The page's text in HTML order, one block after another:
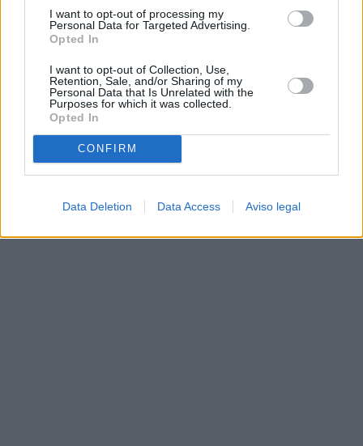
I want to opt-out of processing my
Personal Data for Targeted Advertising.
Opted In
I want to opt-out of Collection, Use,
Retention, Sale, and/or Sharing of my
Personal Data that Is Unrelated with the
Purposes for which it was collected.
Opted In
CONFIRM
Data Deletion Data Access Aviso legal